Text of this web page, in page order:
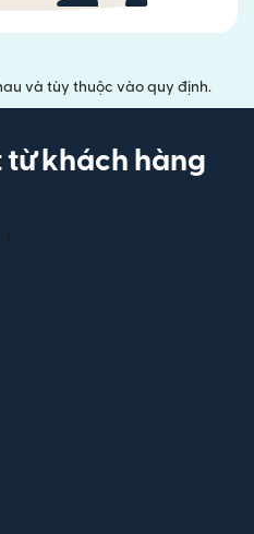
và tùy thuộc vào quy định.
từ khách hàng